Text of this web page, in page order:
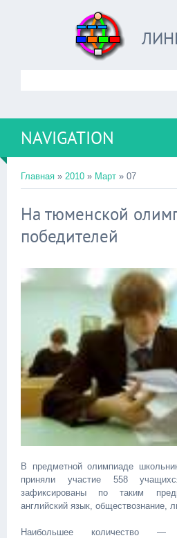
NAVIGATION
Главная » 2010 » Март » 07
На тюменской
победителей
В предметной олимпиаде
приняли участие 558
зафиксированы по таким
английский язык, обществознание,
Наибольшее количество